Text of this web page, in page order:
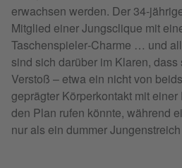
erwachsen werden. Der
Mitglied einer Jungsclique mit
Taschenspieler‑Charme … und
sind sich darüber im Klaren,
Verstoß – etwa ein nicht von
geprägter Körperkontakt mit
den Plan rufen könnte, während
nur als ein dummer